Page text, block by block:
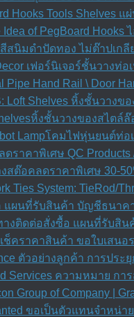
Hooks Tools Shelves
Idea of PegBoard
นิมดำปัดทอง ไม่ต๊าปเกลี
เฟอร์นิเจอร์ชั้นวาง
Pipe Hand Rail \ Door
Loft Shelves หิ้งชั้นวาง
หิ้งชั้นวางของสไตล์
Lampโคมไฟหุ่นยนต์ท่
ราคาพิเศษ QC Products
สต๊อคลดราคาพิเศษ 30-
Ties System: TieRod/
แผนที่รับสินค้า บัญชีธนาคา
างติดต่อสั่งซื้อ แผนที่รับสิ
เช็คราคาสินค้า ขอใบเสน
ตัวอย่างลูกค้า การประ
Services ความหมาย ก
Group of Company |
ขอเป็นตัวแทนจำหน่